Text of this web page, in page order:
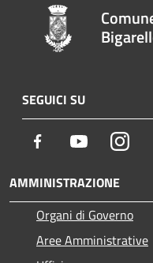
SEGUICI SU
Facebook Youtube
AMMINISTRAZIONE
Organi di Governo
Aree Amministrative